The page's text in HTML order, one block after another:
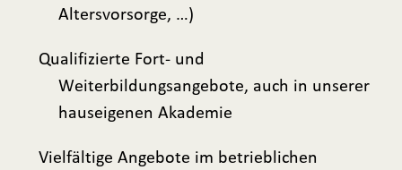
Altersvorsorge, …)
Qualifizierte Fort- und
Weiterbildungsangebote, auch in unserer
hauseigenen Akademie
Vielfältige Angebote im betrieblichen